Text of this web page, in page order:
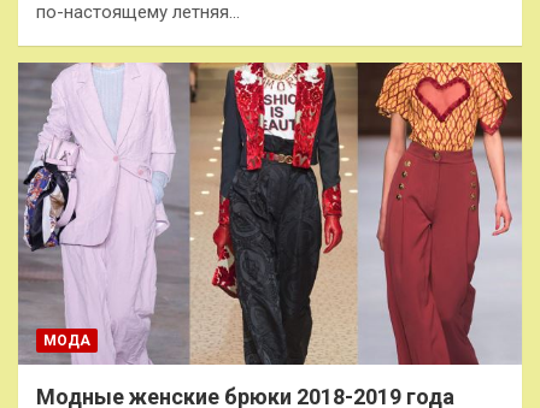
по-настоящему летняя…
МОДА
Модные женские брюки 2018-2019 года